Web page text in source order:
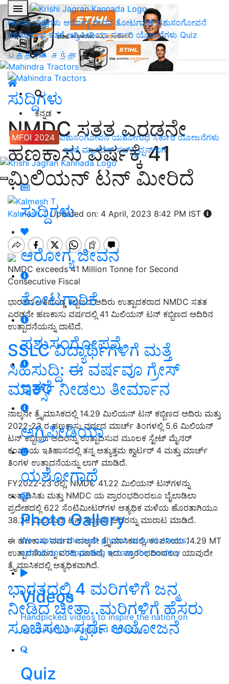
Home ಸುದ್ದಿಗಳು ಆರೋಗ್ಯ ಜೀವನ ತೋಟಗಾರಿಕೆಪಶುಸಂಗೋಪನೆ
ಯಶೋಗಾಥೆ ಇತರೆ ಅಗ್ರಿಪೀಡಿಯಾ ಸರ್ಕಾರಿ ಯೋಜನೆಗಳು Quiz
பத்திரிகை சந்தா
ಕನ್ನಡ
MFOI 2024 ಪಶುಸಂಗೋಪನೆ ಯಶೋಗಾಥೆ ಸರ್ಕಾರಿ ಯೋಜನೆಗಳು
ಇತರೆ ಮ್ಯಾಗಜಿನ್‌ ಸಬ್‌ಸ್ಕ್ರಿಪ್ಷನ್‌ಗಾಗಿ
ಸುದ್ದಿಗಳು
ಆರೋಗ್ಯ ಜೀವನ
ತೋಟಗಾರಿಕೆ
ಪಶುಸಂಗೋಪನೆ
ಇತರೆ
ಅಗ್ರಿಪೀಡಿಯಾ
ಯಶೋಗಾಥೆ
Photo Gallery
We capture the best photos around events,
exhibitions happening across the country
Videos
Handpicked videos to inspire the nation on
agriculture and related industry
Quiz
ಸುದ್ದಿಗಳು
NMDC ಸತತ ಎರಡನೇ
ಹಣಕಾಸು ವರ್ಷಕ್ಕೆ 41
ಮಿಲಿಯನ್ ಟನ್ ಮೀರಿದೆ
Kalmesh T Updated on: 4 April, 2023 8:42 PM IST
NMDC exceeds 41 Million Tonne for Second
Consecutive Fiscal
ಭಾರತದ ಅತಿದೊಡ್ಡ ಕಬ್ಬಿಣದ ಅದಿರು ಉತ್ಪಾದಕರಾದ NMDC ಸತತ
ಎರಡನೇ ಹಣಕಾಸು ವರ್ಷದಲ್ಲಿ 41 ಮಿಲಿಯನ್ ಟನ್ ಕಬ್ಬಿಣದ ಅದಿರಿನ
ಉತ್ಪಾದನೆಯನ್ನು ದಾಟಿದೆ.
SSLC ವಿದ್ಯಾರ್ಥಿಗಳಿಗೆ ಮತ್ತೆ
ಸಿಹಿಸುದ್ದಿ: ಈ ವರ್ಷವೂ ಗ್ರೇಸ್
ಮಾರ್ಕ್ಸ್‌ ನೀಡಲು ತೀರ್ಮಾನ
ನಾಲ್ಕನೇ ತ್ರೈಮಾಸಿಕದಲ್ಲಿ 14.29 ಮಿಲಿಯನ್ ಟನ್ ಕಬ್ಬಿಣದ ಅದಿರು ಮತ್ತು
2022-23 ರ ಹಣಕಾಸು ವರ್ಷದ ಮಾರ್ಚ್ ತಿಂಗಳಲ್ಲಿ 5.6 ಮಿಲಿಯನ್
ಟನ್ ಕಬ್ಬಿಣದ ಅದಿರನ್ನು ಉತ್ಪಾದಿಸುವ ಮೂಲಕ ಸ್ಟೇಟ್ ಮೈನರ್
ಕಂಪನಿಯ ಇತಿಹಾಸದಲ್ಲಿ ತನ್ನ ಅತ್ಯುತ್ತಮ ಕ್ವಾರ್ಟರ್ 4 ಮತ್ತು ಮಾರ್ಚ್
ತಿಂಗಳ ಉತ್ಪಾದನೆಯನ್ನು ಲಾಗ್ ಮಾಡಿದೆ.
FY2022-23 ರಲ್ಲಿ, NMDC 41.22 ಮಿಲಿಯನ್ ಟನ್‌ಗಳನ್ನು
ಉತ್ಪಾದಿಸಿತು ಮತ್ತು NMDC ಯ ಪ್ರಾರಂಭದಿಂದಲೂ ಬೈಲಾಡಿಲಾ
ಪ್ರದೇಶದಲ್ಲಿ 622 ಸೆಂಟಿಮೀಟರ್‌ಗಳ ಅತ್ಯಧಿಕ ಮಳೆಯ ಹೊರತಾಗಿಯೂ
38.25 ಮಿಲಿಯನ್ ಟನ್ ಕಬ್ಬಿಣದ ಅದಿರನ್ನು ಮಾರಾಟ ಮಾಡಿದೆ.
ಈ ಹಣಕಾಸು ವರ್ಷದ ನಾಲ್ಕನೇ ತ್ರೈಮಾಸಿಕದಲ್ಲಿ, ಕಂಪನಿಯು 14.29 MT
ಉತ್ಪಾದನೆಯನ್ನು ವರದಿ ಮಾಡಿದೆ, ಇದು ಪ್ರಾರಂಭದಿಂದಲೂ ಯಾವುದೇ
ತ್ರೈಮಾಸಿಕದಲ್ಲಿ ಅತ್ಯಧಿಕವಾಗಿದೆ.
ಭಾರತದಲ್ಲಿ 4 ಮರಿಗಳಿಗೆ ಜನ್ಮ
ನೀಡಿದ ಚೀತಾ..ಮರಿಗಳಿಗೆ ಹೆಸರು
ಸೂಚಿಸಲು ಸ್ಪರ್ಧೆ ಆಯೋಜನೆ